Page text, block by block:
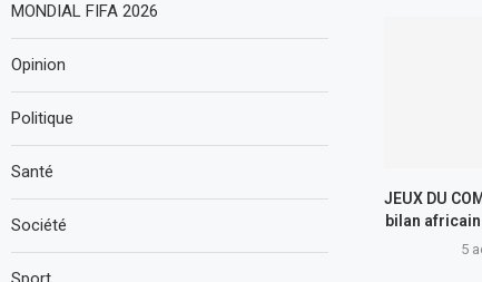
JEUX DU
bilan
5
MONDIAL FIFA 2026
Opinion
Politique
Santé
Société